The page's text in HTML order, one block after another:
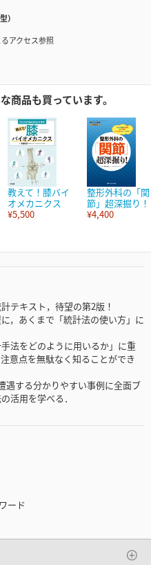
）
アクセス参照
商品も買っています。
教えて！膝バイ
オメカニクス
¥5,500
整形外科の「関
節」超深掘り！
¥4,400
テキスト，待望の第2版！
，あくまで「統計法の使い方」に
法をどのように用いるか」に重
意点を無駄なく知ることができ
する分かりやすい事例に全面ブ
活用を学べる．
ード